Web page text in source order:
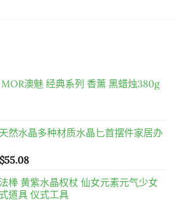
澳魅 经典系列 香薰 黑蜡烛380g
然水晶多种材质水晶匕首摆件家居办
$55.08價
範
圍：
棒 黄紫水晶权杖 仙女元素元气少女
道具 仪式工具